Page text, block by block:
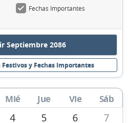
Fechas Importantes
Septiembre 2086
y Fechas Importantes
Mié Jue Vie Sáb
4 5 6
7